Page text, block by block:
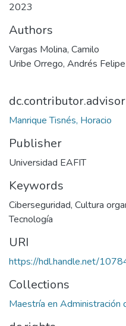
2023
Authors
Vargas Molina, Camilo
Uribe Orrego, Andrés Felipe
dc.contributor.advisor
Manrique Tisnés, Horacio
Publisher
Universidad EAFIT
Keywords
Ciberseguridad, Cultura
Tecnología
URI
https://hdl.handle.net/
Collections
Maestría en Administración